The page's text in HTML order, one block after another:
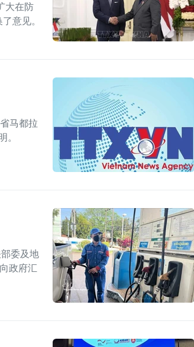
大在防
意见。
马都拉
。
委及地
政府汇